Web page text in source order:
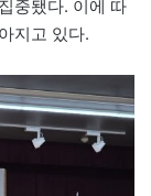
중됐다. 이에 따
지고 있다.